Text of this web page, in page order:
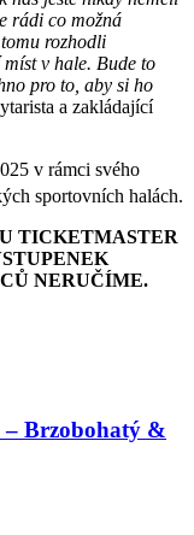
rádi co možná
rozhodli
v hale. Bude to
pro to, aby si ho
a zakládající
v rámci svého
sportovních halách.
TICKETMASTER
NERUČÍME.
– Brzobohatý &